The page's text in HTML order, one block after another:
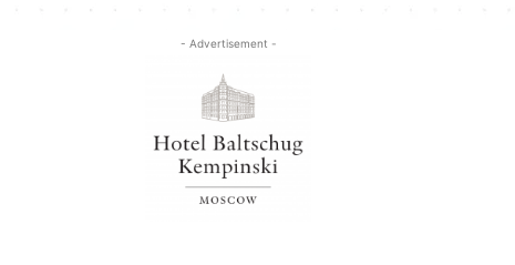
- Advertisement -